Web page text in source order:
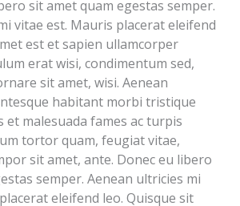
sit amet quam egestas semper.
vitae est. Mauris placerat eleifend
est et sapien ullamcorper
erat wisi, condimentum sed,
sit amet, wisi. Aenean
habitant morbi tristique
et malesuada fames ac turpis
tortor quam, feugiat vitae,
sit amet, ante. Donec eu libero
semper. Aenean ultricies mi
eleifend leo. Quisque sit